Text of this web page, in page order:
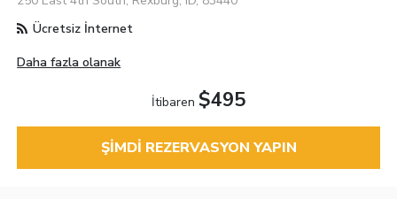
Ücretsiz İnternet
Daha fazla olanak
İtibaren $495
ŞIMDI REZERVASYON YAPIN